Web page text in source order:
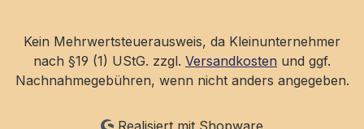
Kein Mehrwertsteuerausweis, da Kleinunternehmer
nach §19 (1) UStG. zzgl. Versandkosten und ggf.
Nachnahmegebühren, wenn nicht anders angegeben.